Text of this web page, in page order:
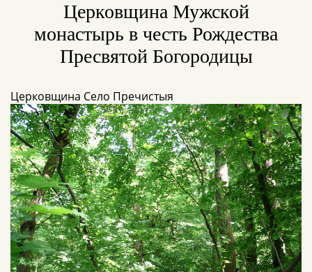
Церковщина Мужской
монастырь в честь Рождества
Пресвятой Богородицы
Церковщина Село Пречистыя